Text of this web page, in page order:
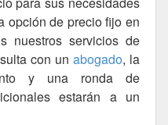
opción de precio fijo en
nuestros servicios de
con un abogado, la
y una ronda de
estarán a un